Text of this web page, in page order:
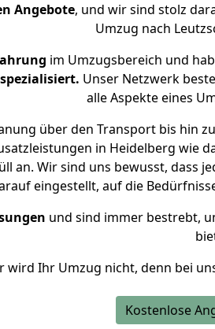
Angebote, und wir sind stolz
Umzug nach
im Umzugsbereich und
Unser Netzwerk
alle Aspekte eines
über den Transport bis hin
in Heidelberg wie
an. Wir sind uns bewusst, dass
eingestellt, auf die
und sind immer bestrebt,
wird Ihr Umzug nicht, denn bei
Kostenlose